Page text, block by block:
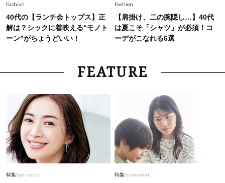
Fashion
40代の【ランチ会トップス】正
解は？シックに着映える“モノト
ーン”がちょうどいい！
Fashion
【肩掛け、二の腕隠し…】40代
は夏こそ「シャツ」が必須！コ
ーデがこなれる6選
FEATURE
特集Sponsored 特集Sponsored